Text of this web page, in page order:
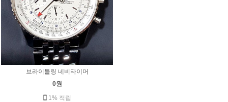
브라이틀링 네비타이머
0원
1% 적립